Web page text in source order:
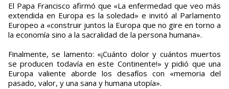
El Papa Francisco afirmó que «La enfermedad que veo más
extendida en Europa es la soledad» e invitó al Parlamento
Europeo a «construir juntos la Europa que no gire en torno a
la economía sino a la sacralidad de la persona humana».
Finalmente, se lamento: «¡Cuánto dolor y cuántos muertos
se producen todavía en este Continente!» y pidió que una
Europa valiente aborde los desafíos con «memoria del
pasado, valor, y una sana y humana utopía».